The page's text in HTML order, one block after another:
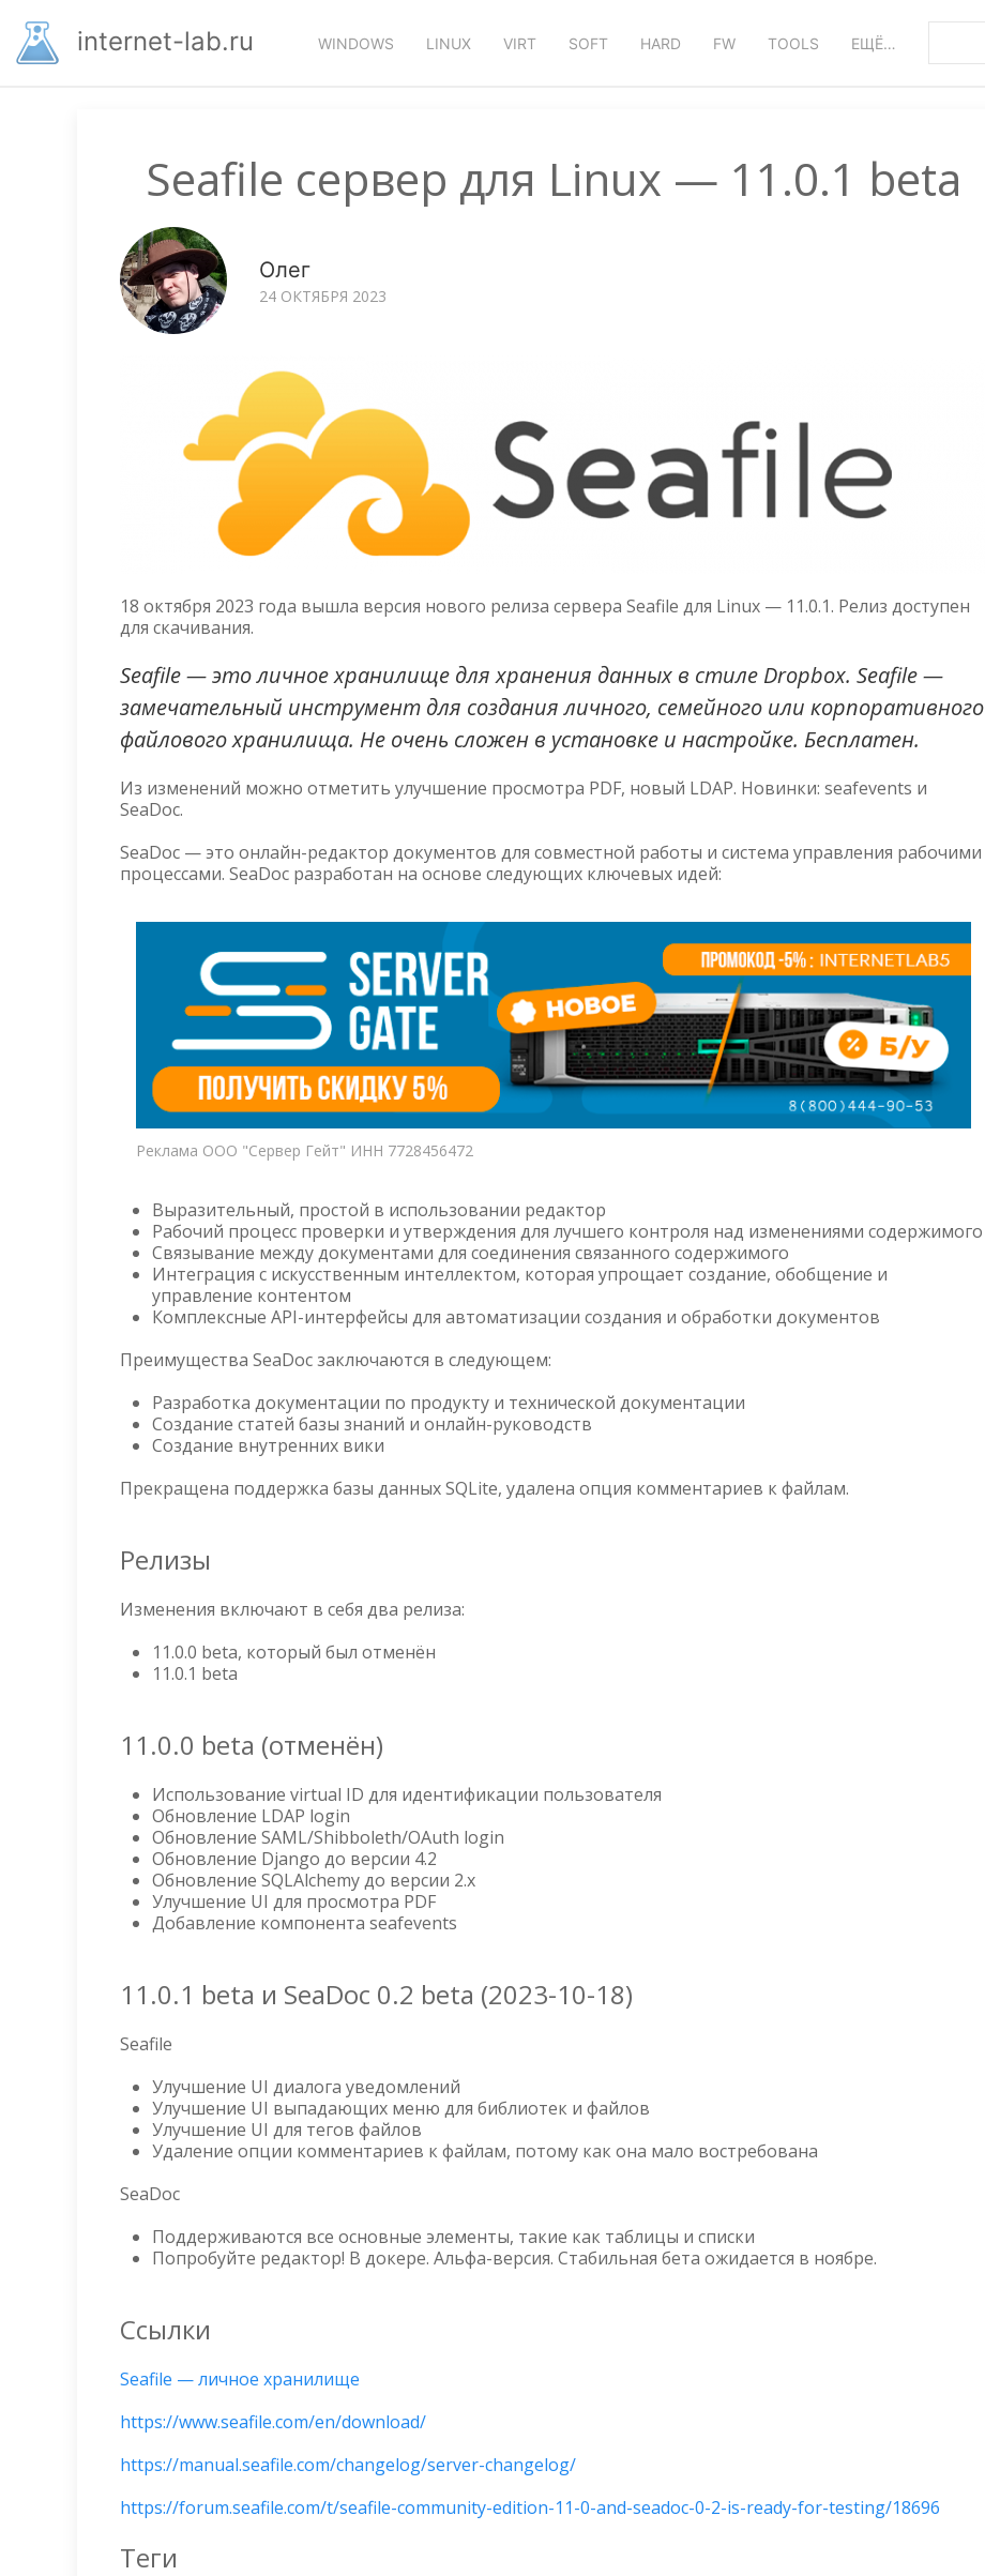
основномуinternet-lab.ru WINDOWS LINUX VIRT SOFT HARD FW TOOLS ЕЩЁ…
Seafile сервер для Linux — 11.0.1 beta
Олег
24 ОКТЯБРЯ 2023
18 октября 2023 года вышла версия нового релиза сервера Seafile для Linux — 11.0.1. Релиз доступен
для скачивания.
Seafile — это личное хранилище для хранения данных в стиле Dropbox. Seafile —
замечательный инструмент для создания личного, семейного или корпоративного
файлового хранилища. Не очень сложен в установке и настройке. Бесплатен.
Из изменений можно отметить улучшение просмотра PDF, новый LDAP. Новинки: seafevents и
SeaDoc.
SeaDoc — это онлайн-редактор документов для совместной работы и система управления рабочими
процессами. SeaDoc разработан на основе следующих ключевых идей:
Реклама ООО "Сервер Гейт" ИНН 7728456472
Выразительный, простой в использовании редактор
Рабочий процесс проверки и утверждения для лучшего контроля над изменениями содержимого
Связывание между документами для соединения связанного содержимого
Интеграция с искусственным интеллектом, которая упрощает создание, обобщение и
управление контентом
Комплексные API-интерфейсы для автоматизации создания и обработки документов
Преимущества SeaDoc заключаются в следующем:
Разработка документации по продукту и технической документации
Создание статей базы знаний и онлайн-руководств
Создание внутренних вики
Прекращена поддержка базы данных SQLite, удалена опция комментариев к файлам.
Релизы
Изменения включают в себя два релиза:
11.0.0 beta, который был отменён
11.0.1 beta
11.0.0 beta (отменён)
Использование virtual ID для идентификации пользователя
Обновление LDAP login
Обновление SAML/Shibboleth/OAuth login
Обновление Django до версии 4.2
Обновление SQLAlchemy до версии 2.x
Улучшение UI для просмотра PDF
Добавление компонента seafevents
11.0.1 beta и SeaDoc 0.2 beta (2023-10-18)
Seafile
Улучшение UI диалога уведомлений
Улучшение UI выпадающих меню для библиотек и файлов
Улучшение UI для тегов файлов
Удаление опции комментариев к файлам, потому как она мало востребована
SeaDoc
Поддерживаются все основные элементы, такие как таблицы и списки
Попробуйте редактор! В докере. Альфа-версия. Стабильная бета ожидается в ноябре.
Ссылки
Seafile — личное хранилище
https://www.seafile.com/en/download/
https://manual.seafile.com/changelog/server-changelog/
https://forum.seafile.com/t/seafile-community-edition-11-0-and-seadoc-0-2-is-ready-for-testing/18696
Теги